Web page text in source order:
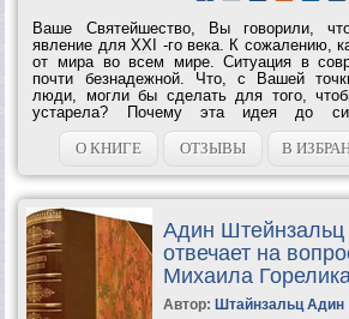
Ваше Святейшество, Вы говорили,
явление для XXI -го века. К сожалению,
от мира во всем мире. Ситуация в
почти безнадежной. Что, с Вашей
люди, могли бы сделать для того,
устарела? Почему эта идея до
большинством мировых лидеров? Или
внимания? Как можем мы заставить их...
О КНИГЕ ОТЗЫВЫ В
Адин Штейнзальц
отвечает на
Михаила Горелика
Автор: Штайнзальц Адин